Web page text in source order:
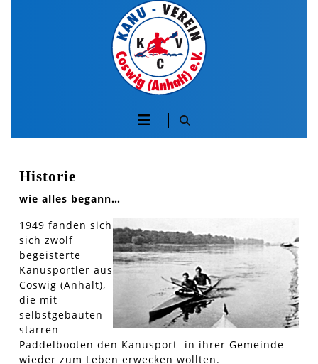
Öffnen
Historie
wie alles begann…
1949 fanden sich
sich zwölf
begeisterte
Kanusportler aus
Coswig (Anhalt),
die mit
selbstgebauten
starren
Paddelbooten den Kanusport in ihrer Gemeinde
wieder zum Leben erwecken wollten.